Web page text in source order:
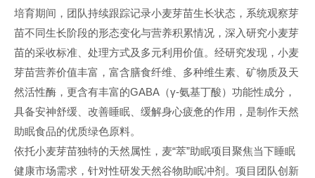
培育期间，团队持续跟踪记录小麦芽苗生长状态，系统观察芽
苗不同生长阶段的形态变化与营养积累情况，深入研究小麦芽
苗的采收标准、处理方式及多元利用价值。经研究发现，小麦
芽苗营养价值丰富，富含膳食纤维、多种维生素、矿物质及天
然活性酶，更含有丰富的GABA（γ-氨基丁酸）功能性成分，
具备安神舒缓、改善睡眠、缓解身心疲惫的作用，是制作天然
助眠食品的优质绿色原料。
依托小麦芽苗独特的天然属性，麦“萃”助眠项目聚焦当下睡眠
健康市场需求，针对性研发天然谷物助眠冲剂。项目团队创新